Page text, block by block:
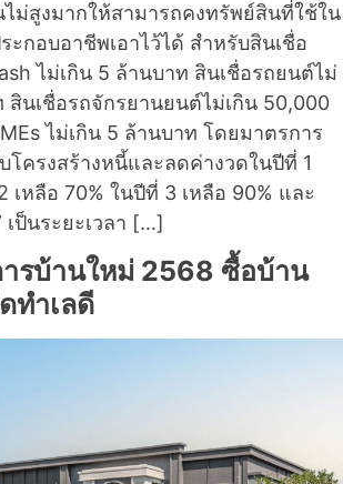
ไม่สูงมากให้สามารถคงทรัพย์สินที่ใช้ใน
ะกอบอาชีพเอาไว้ได้ สำหรับสินเชื่อ
ไม่เกิน 5 ล้านบาท สินเชื่อรถยนต์ไม่
สินเชื่อรถจักรยานยนต์ไม่เกิน 50,000
ไม่เกิน 5 ล้านบาท โดยมาตรการ
โครงสร้างหนี้และลดค่างวดในปีที่ 1
เหลือ 70% ในปีที่ 3 เหลือ 90% และ
เป็นระยะเวลา […]
ารบ้านใหม่ 2568 ซื้อบ้าน
ทำเลดี